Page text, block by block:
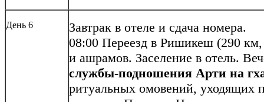
День 6
Завтрак в отеле и сдача номера.
08:00 Переезд в Ришикеш (290 км,
и ашрамов. Заселение в отель.
службы-подношения Арти на
ритуальных омовений, уходящих